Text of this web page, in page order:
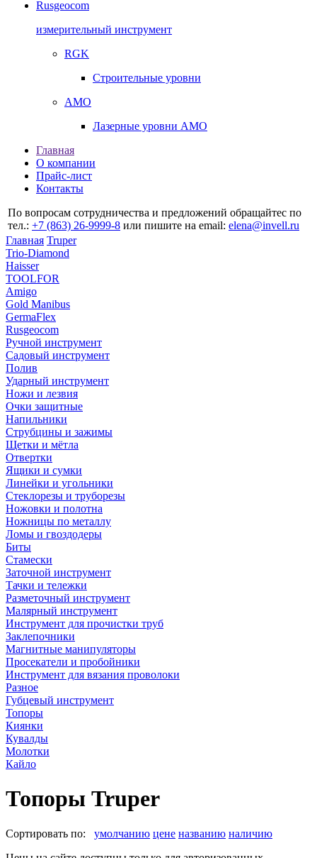
Rusgeocom
измерительный инструмент
RGK
Строительные уровни
AMO
Лазерные уровни AMO
Главная
О компании
Прайс-лист
Контакты
По вопросам сотрудничества и предложений обращайтес по
тел.: +7 (863) 26‐9999‐8 или пишите на email: elena@invell.ru
Главная Truper
Trio-Diamond
Haisser
TOOLFOR
Amigo
Gold Manibus
GermaFlex
Rusgeocom
Ручной инструмент
Садовый инструмент
Полив
Ударный инструмент
Ножи и лезвия
Очки защитные
Напильники
Струбцины и зажимы
Щетки и мётла
Отвертки
Ящики и сумки
Линейки и угольники
Стеклорезы и труборезы
Ножовки и полотна
Ножницы по металлу
Ломы и гвоздодеры
Биты
Стамески
Заточной инструмент
Тачки и тележки
Разметочный инструмент
Малярный инструмент
Инструмент для прочистки труб
Заклепочники
Магнитные манипуляторы
Просекатели и пробойники
Инструмент для вязания проволоки
Разное
Губцевый инструмент
Топоры
Киянки
Кувалды
Молотки
Кайло
Топоры Truper
Сортировать по: умолчанию цене названию наличию